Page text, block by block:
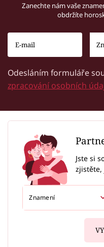
Zanechte nám vaše
obdržíte
Odesláním formuláře
zpracování osobních
Jste si
zjistěte,